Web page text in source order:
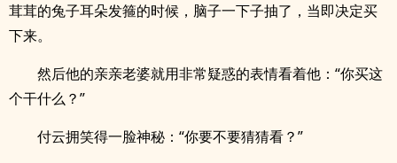
茸茸的兔子耳朵发箍的时候，脑子一下子抽了，当即决定买
下来。
然后他的亲亲老婆就用非常疑惑的表情看着他：“你买这
个干什么？”
付云拥笑得一脸神秘：“你要不要猜猜看？”